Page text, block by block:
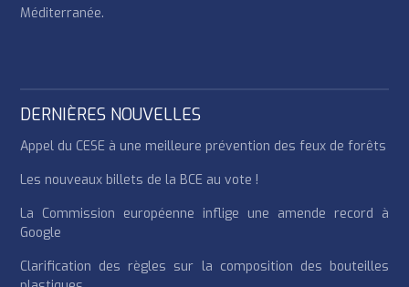
Méditerranée.
DERNIÈRES NOUVELLES
Appel du CESE à une meilleure prévention des feux de forêts
Les nouveaux billets de la BCE au vote !
La Commission européenne inflige une amende record à
Google
Clarification des règles sur la composition des bouteilles